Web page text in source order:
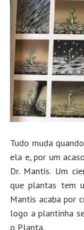
Tudo muda
ela e, por um
Dr. Mantis. Um
que plantas tem
Mantis acaba por
logo a plantinha
o Planta.